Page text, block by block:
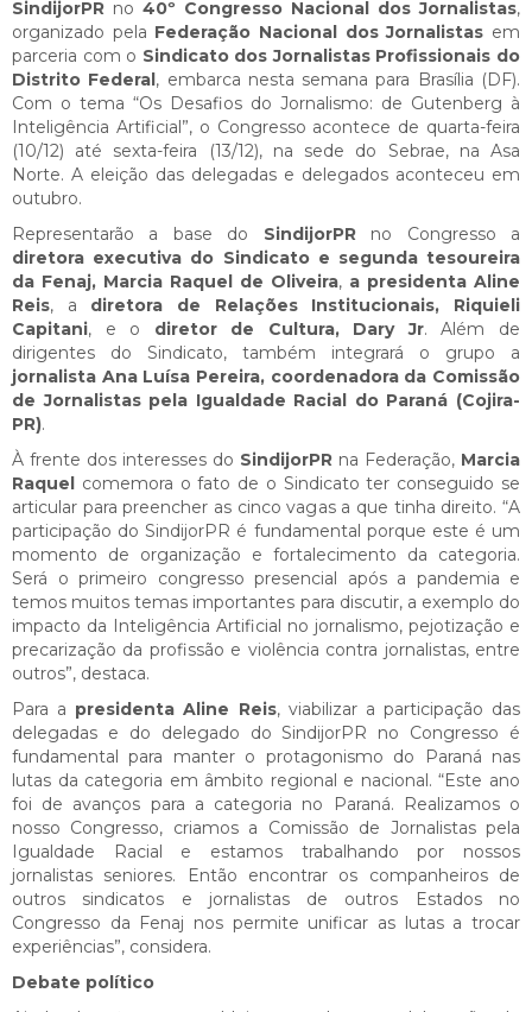
SindijorPR no 40º Congresso Nacional dos Jornalistas,
organizado pela Federação Nacional dos Jornalistas em
parceria com o Sindicato dos Jornalistas Profissionais do
Distrito Federal, embarca nesta semana para Brasília (DF).
Com o tema “Os Desafios do Jornalismo: de Gutenberg à
Inteligência Artificial”, o Congresso acontece de quarta-feira
(10/12) até sexta-feira (13/12), na sede do Sebrae, na Asa
Norte. A eleição das delegadas e delegados aconteceu em
outubro.
Representarão a base do SindijorPRno Congresso a
diretora executiva do Sindicato e segunda tesoureira
da Fenaj, Marcia Raquel de Oliveira, a presidenta Aline
Reis, a diretora de Relações Institucionais, Riquieli
Capitani, e o diretor de Cultura, Dary Jr. Além de
dirigentes do Sindicato, também integrará o grupo a
jornalista Ana Luísa Pereira, coordenadora da Comissão
de Jornalistas pela Igualdade Racial do Paraná (Cojira-
PR).
À frente dos interesses do SindijorPR na Federação, Marcia
Raquel comemora o fato de o Sindicato ter conseguido se
articular para preencher as cinco vagas a que tinha direito. “A
participação do SindijorPR é fundamental porque este é um
momento de organização e fortalecimento da categoria.
Será o primeiro congresso presencial após a pandemia e
temos muitos temas importantes para discutir, a exemplo do
impacto da Inteligência Artificial no jornalismo, pejotização e
precarização da profissão e violência contra jornalistas, entre
outros”, destaca.
Para a presidenta Aline Reis, viabilizar a participação das
delegadas e do delegado do SindijorPR no Congresso é
fundamental para manter o protagonismo do Paraná nas
lutas da categoria em âmbito regional e nacional. “Este ano
foi de avanços para a categoria no Paraná. Realizamos o
nosso Congresso, criamos a Comissão de Jornalistas pela
Igualdade Racial e estamos trabalhando por nossos
jornalistas seniores. Então encontrar os companheiros de
outros sindicatos e jornalistas de outros Estados no
Congresso da Fenaj nos permite unificar as lutas a trocar
experiências”, considera.
Debate político